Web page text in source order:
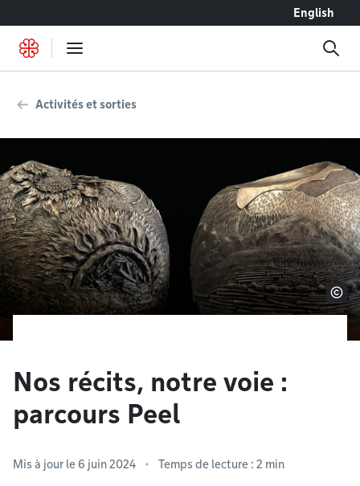
English
Activités et sorties
Nos récits, notre voie :
parcours Peel
Mis à jour le 6 juin 2024 Temps de lecture : 2 min